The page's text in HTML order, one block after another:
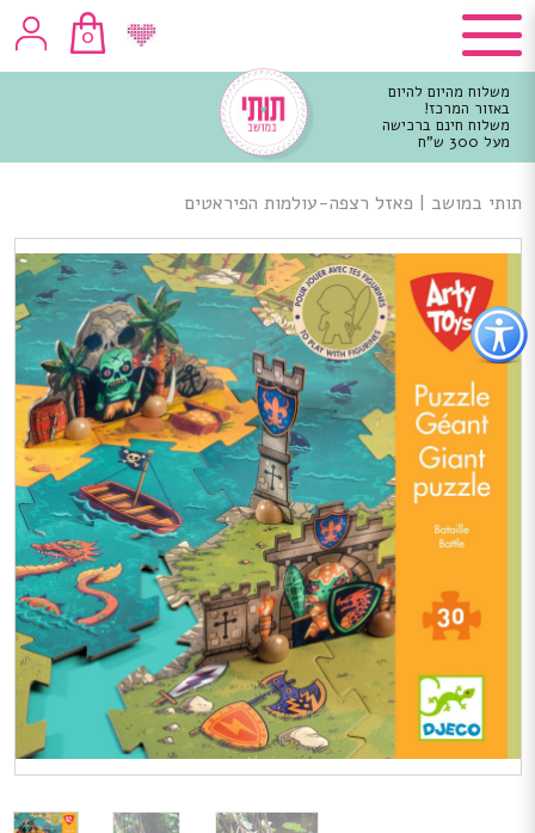
כפתור
לפתיחת
תפריט
נגישות
0
משלוח מהיום להיום
באזור המרכז!
משלוח חינם ברכישה
מעל 300 ש"ח
מרכזי
תותי במושב | פאזל רצפה-עולמות הפיראטים